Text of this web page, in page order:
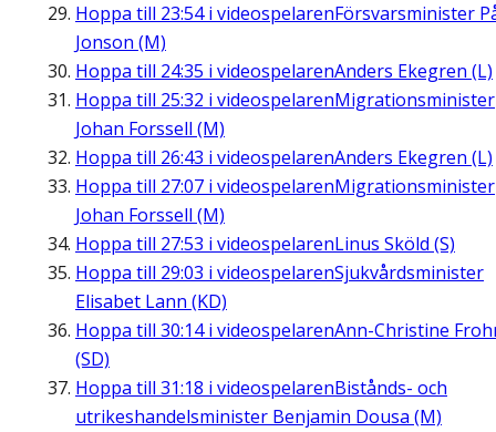
Hoppa till 23:54i videospelarenFörsvarsminister
Jonson (M)
Hoppa till 24:35 i videospelarenAnders Ekegren (L)
Hoppa till 25:32 i videospelarenMigrationsminister
Johan Forssell (M)
Hoppa till 26:43 i videospelarenAnders Ekegren (L)
Hoppa till 27:07 i videospelarenMigrationsminister
Johan Forssell (M)
Hoppa till 27:53 i videospelarenLinus Sköld (S)
Hoppa till 29:03 i videospelarenSjukvårdsminister
Elisabet Lann (KD)
Hoppa till 30:14i videospelarenAnn-Christine
(SD)
Hoppa till 31:18 i videospelarenBistånds- och
utrikeshandelsminister Benjamin Dousa (M)